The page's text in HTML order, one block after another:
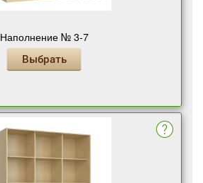
Наполнение № 3-7
Выбрать